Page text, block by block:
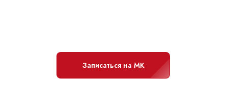
Записаться на МК